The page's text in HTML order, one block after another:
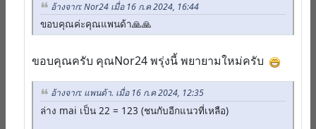
อ้างจาก: Nor24 เมื่อ 16 ก.ค 2024, 16:44
ขอบคุณค่ะคุณแพนด้า🙏🙏
ขอบคุณครับ คุณNor24 พรุ่งนี้ พยายามใหม่ครับ
อ้างจาก: แพนด้า. เมื่อ 16 ก.ค 2024, 12:35
ล่าง mai เป็น 22 = 123 (ชนกับอีกแนวที่เหลือ)